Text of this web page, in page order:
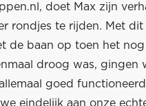
doet Max zijn
rondjes te rijden. Met dit
de baan op toen het
droog was, gingen
goed
eindelijk aan onze